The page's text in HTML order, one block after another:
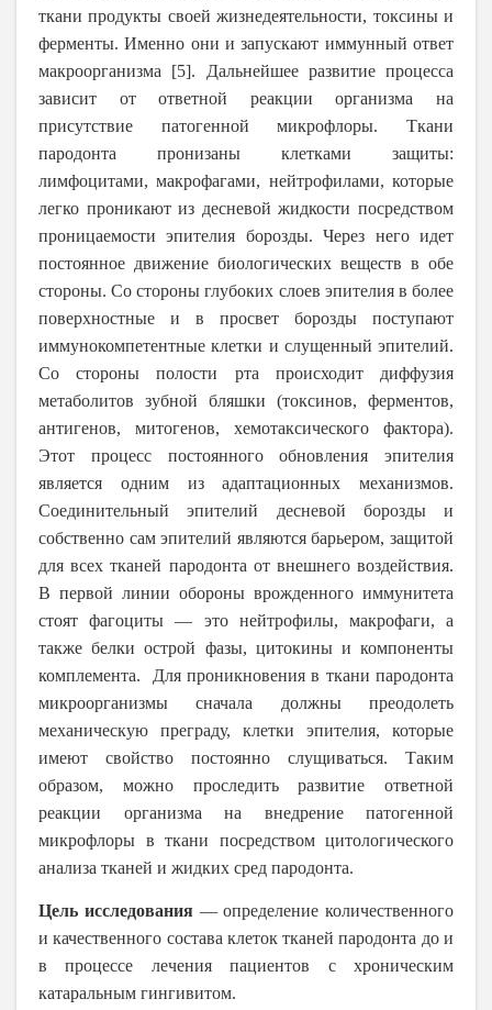
ткани продукты своей жизнедеятельности, токсины и
ферменты. Именно они и запускают иммунный ответ
макроорганизма [5]. Дальнейшее развитие процесса
зависит от ответной реакции организма на
присутствие патогенной микрофлоры. Ткани
пародонта пронизаны клетками защиты:
лимфоцитами, макрофагами, нейтрофилами, которые
легко проникают из десневой жидкости посредством
проницаемости эпителия борозды. Через него идет
постоянное движение биологических веществ в обе
стороны. Со стороны глубоких слоев эпителия в более
поверхностные и в просвет борозды поступают
иммунокомпетентные клетки и слущенный эпителий.
Со стороны полости рта происходит диффузия
метаболитов зубной бляшки (токсинов, ферментов,
антигенов, митогенов, хемотаксического фактора).
Этот процесс постоянного обновления эпителия
является одним из адаптационных механизмов.
Соединительный эпителий десневой борозды и
собственно сам эпителий являются барьером, защитой
для всех тканей пародонта от внешнего воздействия.
В первой линии обороны врожденного иммунитета
стоят фагоциты — это нейтрофилы, макрофаги, а
также белки острой фазы, цитокины и компоненты
комплемента. Для проникновения в ткани пародонта
микроорганизмы сначала должны преодолеть
механическую преграду, клетки эпителия, которые
имеют свойство постоянно слущиваться. Таким
образом, можно проследить развитие ответной
реакции организма на внедрение патогенной
микрофлоры в ткани посредством цитологического
анализа тканей и жидких сред пародонта.
Цель исследования— определение количественного
и качественного состава клеток тканей пародонта до и
в процессе лечения пациентов с хроническим
катаральным гингивитом.